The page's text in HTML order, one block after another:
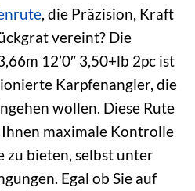
, die Präzision, Kraft
vereint? Die
12’0″ 3,50+lb 2pc ist
Karpfenangler, die
wollen. Diese Rute
maximale Kontrolle
bieten, selbst unter
Egal ob Sie auf